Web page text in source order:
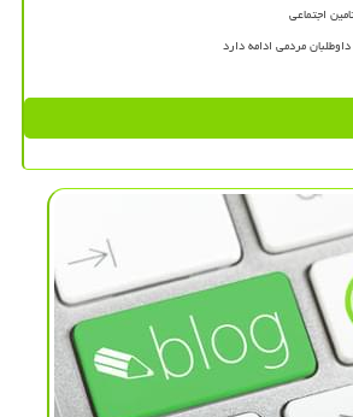
اجتماعی
مردمی ادامه دارد